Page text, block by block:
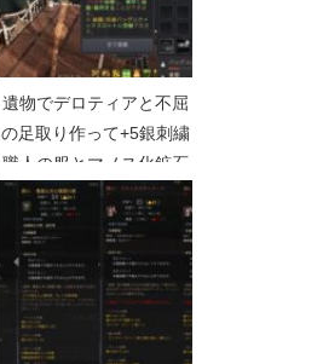
遺物でデロティアと不屈
の足取り作って+5銀刺繍
職人の服とマノス化鉱石
Vを売却【黒い砂漠
Part4646】